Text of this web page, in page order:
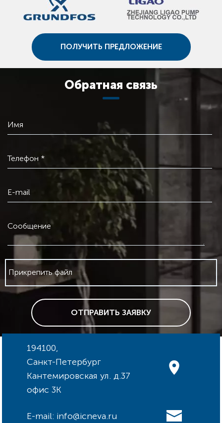
ПОЛУЧИТЬ ПРЕДЛОЖЕНИЕ
Обратная связь
Имя
Телефон *
E-mail
Сообщение
Прикрепить файл
ОТПРАВИТЬ ЗАЯВКУ
194100,
Санкт-Петербург
Кантемировская ул. д.37
офис 3К
E-mail: info@icneva.ru